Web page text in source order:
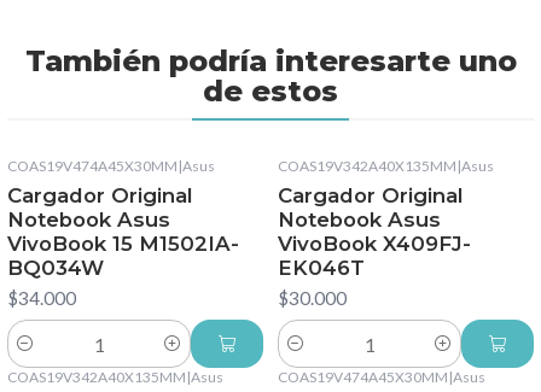
También podría interesarte uno
de estos
COAS19V474A45X30MM |Asus
Cargador Original
Notebook Asus
VivoBook 15 M1502IA-
BQ034W
$34.000
Cantidad
COAS19V342A40X135MM |Asus
Cargador Original
Notebook Asus
VivoBook X409FJ-
EK046T
$30.000
Cantidad
COAS19V342A40X135MM |Asus COAS19V474A45X30MM |Asus